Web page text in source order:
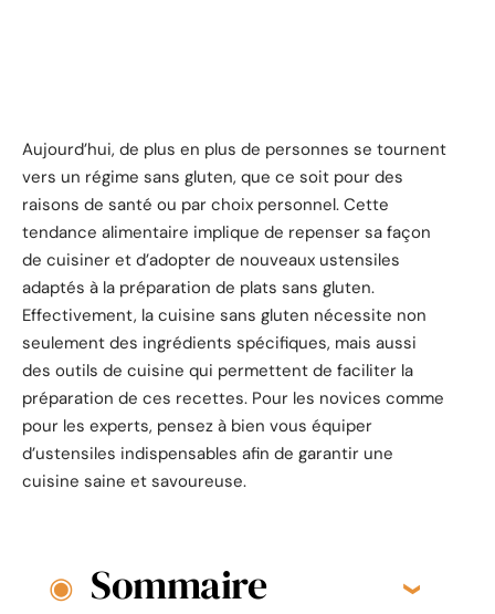
Aujourd’hui, de plus en plus de personnes se tournent
vers un régime sans gluten, que ce soit pour des
raisons de santé ou par choix personnel. Cette
tendance alimentaire implique de repenser sa façon
de cuisiner et d’adopter de nouveaux ustensiles
adaptés à la préparation de plats sans gluten.
Effectivement, la cuisine sans gluten nécessite non
seulement des ingrédients spécifiques, mais aussi
des outils de cuisine qui permettent de faciliter la
préparation de ces recettes. Pour les novices comme
pour les experts, pensez à bien vous équiper
d’ustensiles indispensables afin de garantir une
cuisine saine et savoureuse.
Sommaire